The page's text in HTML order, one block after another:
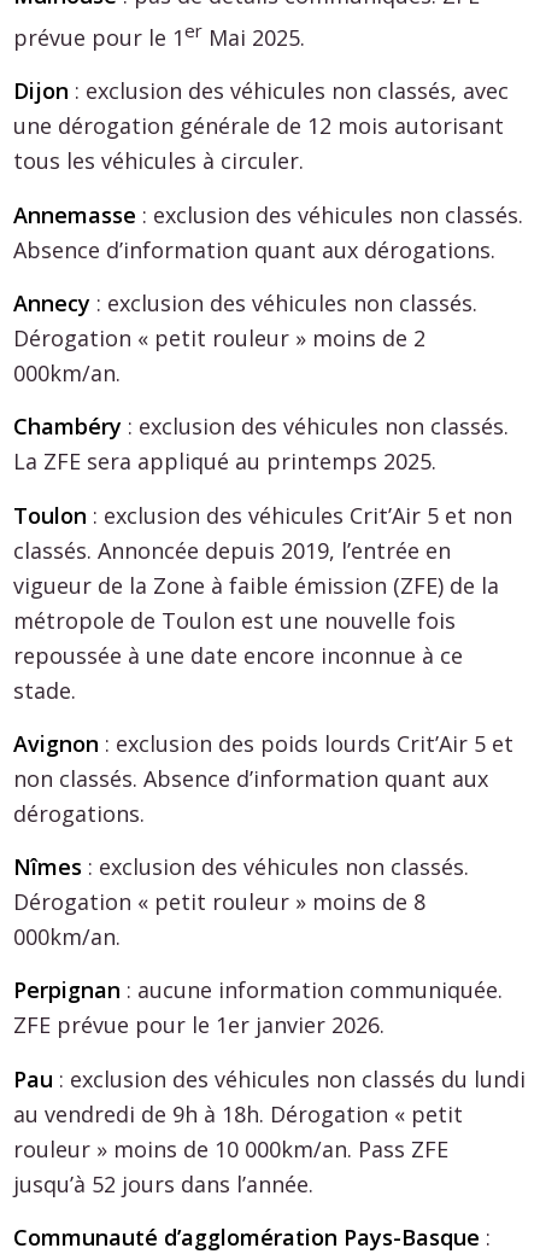
prévue pour le 1er Mai 2025.
Dijon : exclusion des véhicules non classés, avec
une dérogation générale de 12 mois autorisant
tous les véhicules à circuler.
Annemasse : exclusion des véhicules non classés.
Absence d’information quant aux dérogations.
Annecy : exclusion des véhicules non classés.
Dérogation « petit rouleur » moins de 2
000km/an.
Chambéry : exclusion des véhicules non classés.
La ZFE sera appliqué au printemps 2025.
Toulon : exclusion des véhicules Crit’Air 5 et non
classés. Annoncée depuis 2019, l’entrée en
vigueur de la Zone à faible émission (ZFE) de la
métropole de Toulon est une nouvelle fois
repoussée à une date encore inconnue à ce
stade.
Avignon : exclusion des poids lourds Crit’Air 5 et
non classés. Absence d’information quant aux
dérogations.
Nîmes : exclusion des véhicules non classés.
Dérogation « petit rouleur » moins de 8
000km/an.
Perpignan : aucune information communiquée.
ZFE prévue pour le 1er janvier 2026.
Pau : exclusion des véhicules non classés du lundi
au vendredi de 9h à 18h. Dérogation « petit
rouleur » moins de 10 000km/an. Pass ZFE
jusqu’à 52 jours dans l’année.
Communauté d’agglomération Pays-Basque :